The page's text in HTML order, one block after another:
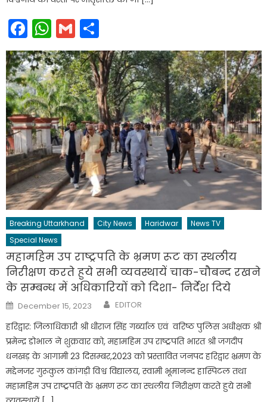
Facebook
WhatsApp
Gmail
Breaking Uttarkhand City News Haridwar
News TV
Special News
महामहिम उप राष्ट्रपति के भ्रमण रूट का स्थलीय
निरीक्षण करते हुये सभी व्यवस्थायें चाक-चौबन्द रखने
के सम्बन्ध में अधिकारियों को दिशा- निर्देश दिये
Posted
on
December 15, 2023 Author
EDITOR
हरिद्वार: जिलाधिकारी श्री धीराज सिंह गर्ब्याल एवं वरिष्ठ पुलिस अधीक्षक श्री
प्रमेन्द्र डोभाल ने शुक्रवार को, महामहिम उप राष्ट्रपति भारत श्री जगदीप
धनखड़ के आगामी 23 दिसम्बर,2023 को प्रस्तावित जनपद हरिद्वार भ्रमण के
मद्देनजर गुरूकुल कांगड़ी विश्व विद्यालय, स्वामी भूमानन्द हास्पिटल तथा
महामहिम उप राष्ट्रपति के भ्रमण रूट का स्थलीय निरीक्षण करते हुये सभी